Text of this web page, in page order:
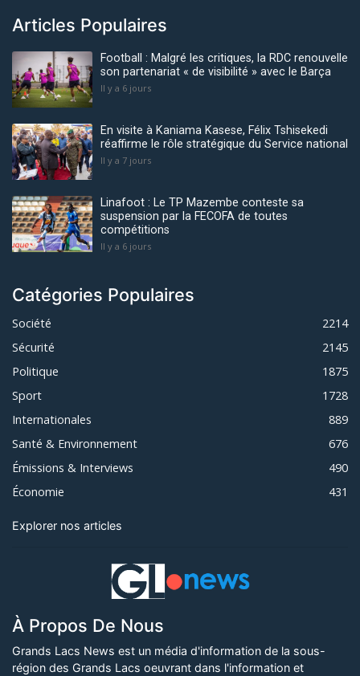
Articles Populaires
Football : Malgré les critiques, la RDC renouvelle
son partenariat « de visibilité » avec le Barça
Il y a 6 jours
En visite à Kaniama Kasese, Félix Tshisekedi
réaffirme le rôle stratégique du Service national
Il y a 7 jours
Linafoot : Le TP Mazembe conteste sa
suspension par la FECOFA de toutes
compétitions
Il y a 6 jours
Catégories Populaires
Société
2214
Sécurité
2145
Politique
1875
Sport
1728
Internationales
889
Santé & Environnement
676
Émissions & Interviews
490
Économie
431
Explorer nos articles
À Propos De Nous
Grands Lacs News est un média d'information de la sous-
région des Grands Lacs oeuvrant dans l'information et